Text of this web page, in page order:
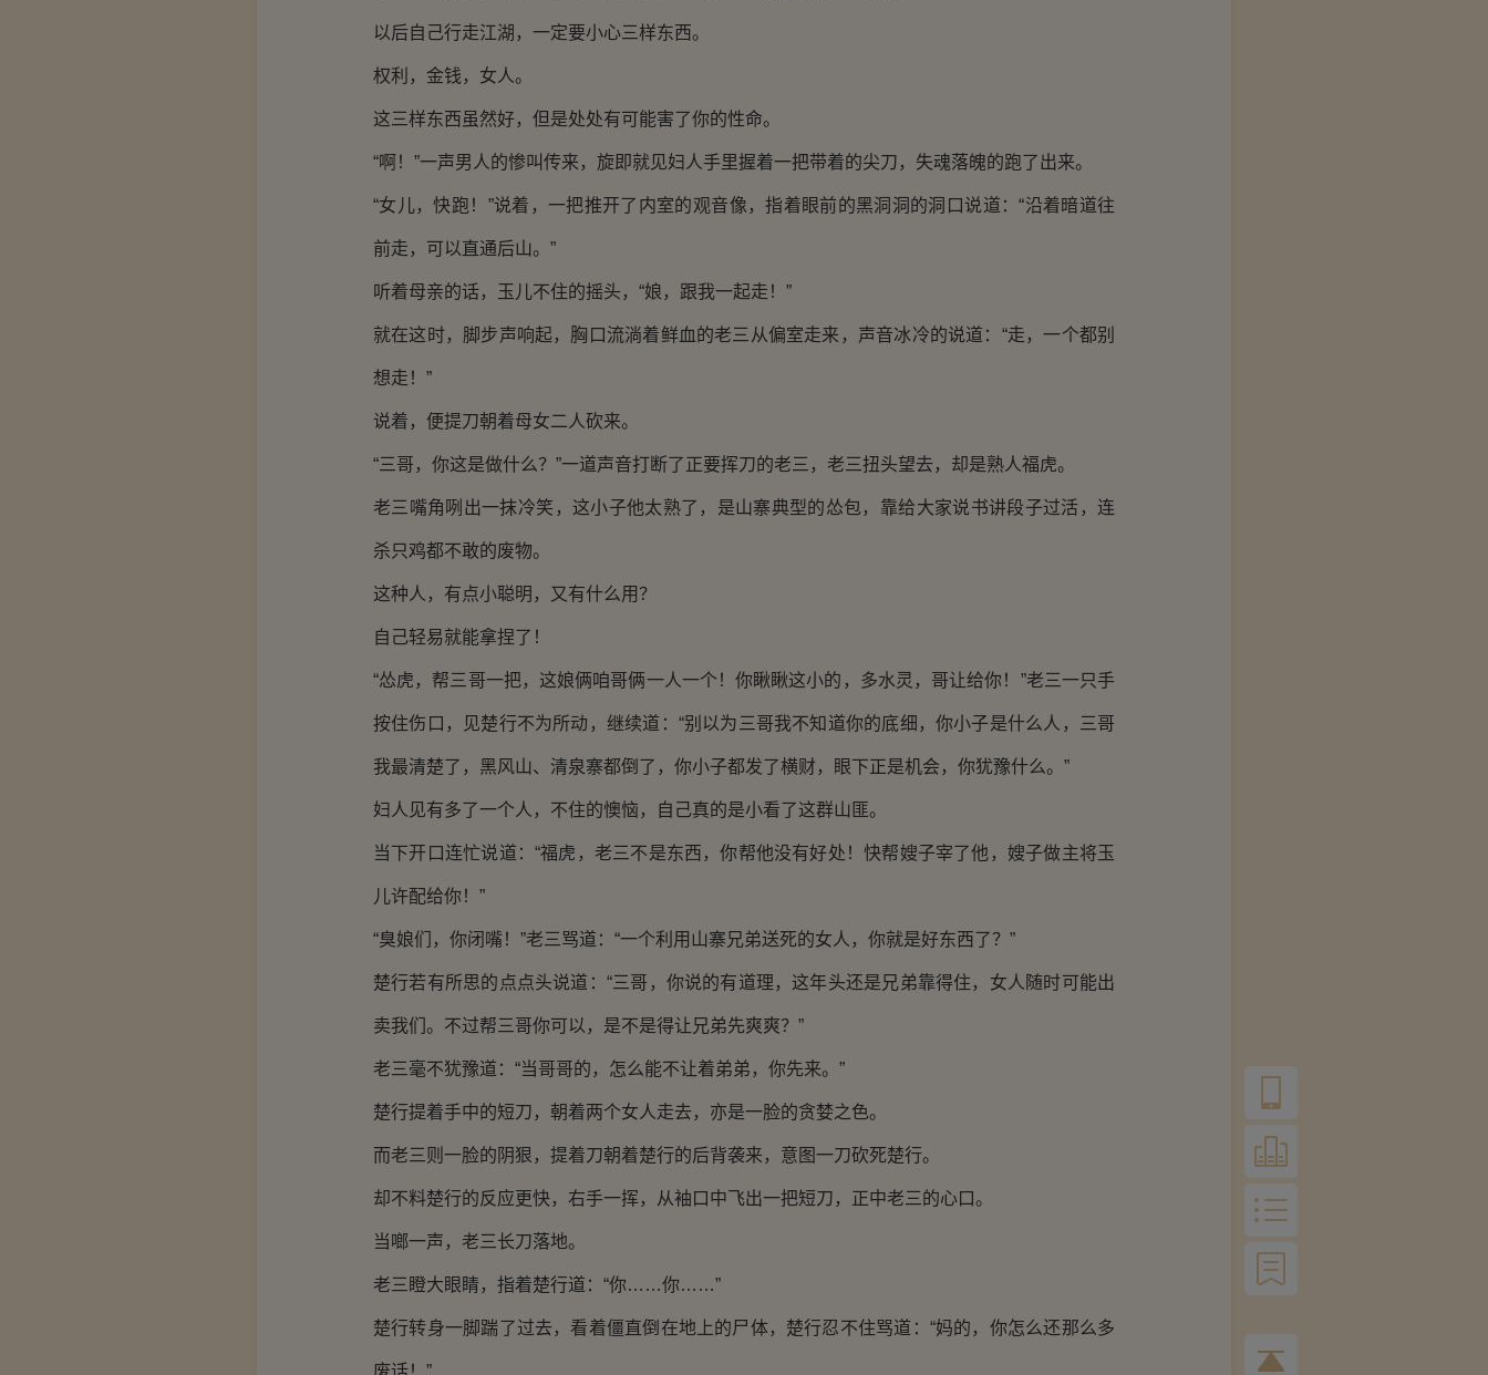
以后自己行走江湖，一定要小心三样东西。
权利，金钱，女人。
这三样东西虽然好，但是处处有可能害了你的性命。
“啊！”一声男人的惨叫传来，旋即就见妇人手里握着一把带着的尖刀，失魂落魄的跑了出来。
“女儿，快跑！”说着，一把推开了内室的观音像，指着眼前的黑洞洞的洞口说道：“沿着暗道往
前走，可以直通后山。”
听着母亲的话，玉儿不住的摇头，“娘，跟我一起走！”
就在这时，脚步声响起，胸口流淌着鲜血的老三从偏室走来，声音冰冷的说道：“走，一个都别
想走！”
说着，便提刀朝着母女二人砍来。
“三哥，你这是做什么？”一道声音打断了正要挥刀的老三，老三扭头望去，却是熟人福虎。
老三嘴角咧出一抹冷笑，这小子他太熟了，是山寨典型的怂包，靠给大家说书讲段子过活，连
杀只鸡都不敢的废物。
这种人，有点小聪明，又有什么用？
自己轻易就能拿捏了！
“怂虎，帮三哥一把，这娘俩咱哥俩一人一个！你瞅瞅这小的，多水灵，哥让给你！”老三一只手
按住伤口，见楚行不为所动，继续道：“别以为三哥我不知道你的底细，你小子是什么人，三哥
我最清楚了，黑风山、清泉寨都倒了，你小子都发了横财，眼下正是机会，你犹豫什么。”
妇人见有多了一个人，不住的懊恼，自己真的是小看了这群山匪。
当下开口连忙说道：“福虎，老三不是东西，你帮他没有好处！快帮嫂子宰了他，嫂子做主将玉
儿许配给你！”
“臭娘们，你闭嘴！”老三骂道：“一个利用山寨兄弟送死的女人，你就是好东西了？”
楚行若有所思的点点头说道：“三哥，你说的有道理，这年头还是兄弟靠得住，女人随时可能出
卖我们。不过帮三哥你可以，是不是得让兄弟先爽爽？”
老三毫不犹豫道：“当哥哥的，怎么能不让着弟弟，你先来。”
楚行提着手中的短刀，朝着两个女人走去，亦是一脸的贪婪之色。
而老三则一脸的阴狠，提着刀朝着楚行的后背袭来，意图一刀砍死楚行。
却不料楚行的反应更快，右手一挥，从袖口中飞出一把短刀，正中老三的心口。
当啷一声，老三长刀落地。
老三瞪大眼睛，指着楚行道：“你……你……”
楚行转身一脚踹了过去，看着僵直倒在地上的尸体，楚行忍不住骂道：“妈的，你怎么还那么多
废话！”